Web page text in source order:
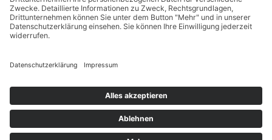
Sitemap
Impressum
Datenschutz
Cookies